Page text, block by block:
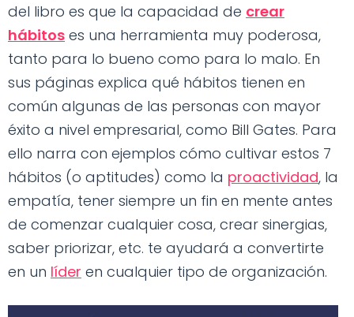
del libro es que la capacidad de crear
hábitos es una herramienta muy poderosa,
tanto para lo bueno como para lo malo. En
sus páginas explica qué hábitos tienen en
común algunas de las personas con mayor
éxito a nivel empresarial, como Bill Gates. Para
ello narra con ejemplos cómo cultivar estos 7
hábitos (o aptitudes) como la proactividad, la
empatía, tener siempre un fin en mente antes
de comenzar cualquier cosa, crear sinergias,
saber priorizar, etc. te ayudará a convertirte
en un líder en cualquier tipo de organización.